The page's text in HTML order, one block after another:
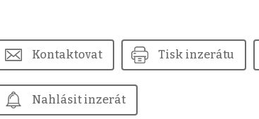
Kontaktovat Tisk inzerátu
Nahlásit inzerát